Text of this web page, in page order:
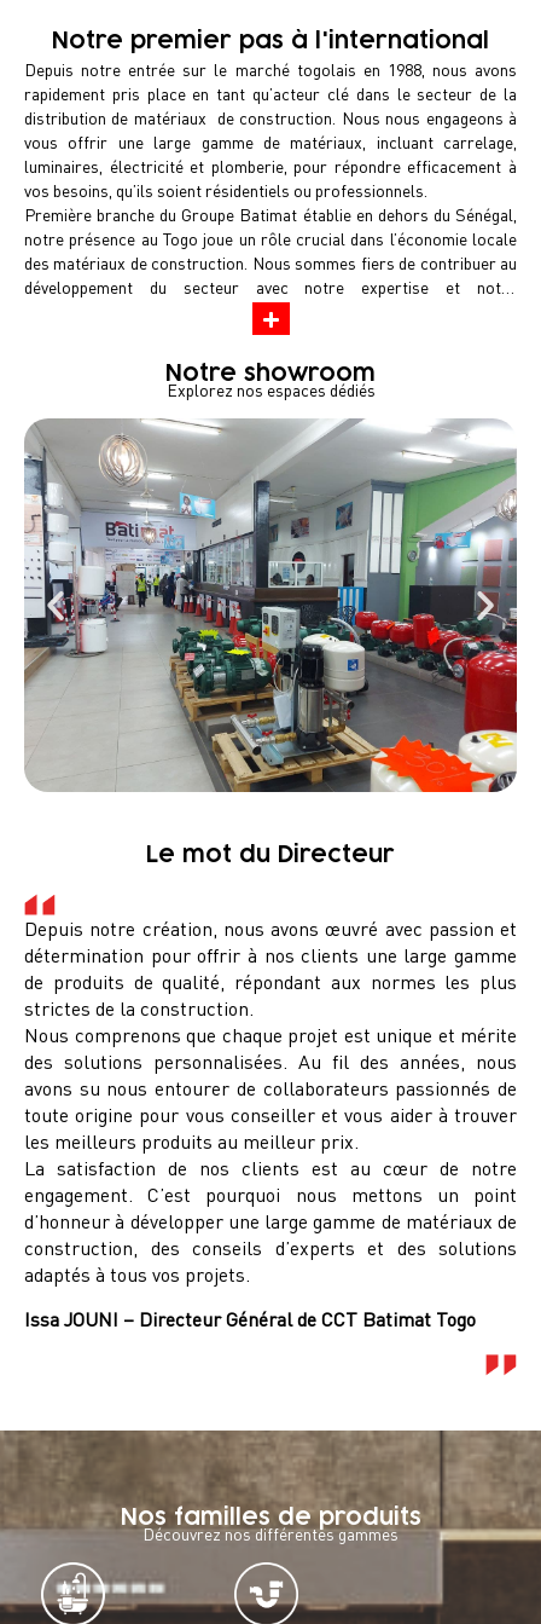
Notre premier pas à l'international
Depuis notre entrée sur le marché togolais en 1988, nous avons
rapidement pris place en tant qu’acteur clé dans le secteur de la
distribution de matériaux de construction. Nous nous engageons à
vous offrir une large gamme de matériaux, incluant carrelage,
luminaires, électricité et plomberie, pour répondre efficacement à
vos besoins, qu’ils soient résidentiels ou professionnels.
Première branche du Groupe Batimat établie en dehors du Sénégal,
notre présence au Togo joue un rôle crucial dans l’économie locale
des matériaux de construction. Nous sommes fiers de contribuer au
développement du secteur avec notre expertise et notre
engagement. Nos équipes expérimentées et passionnées sont à
votre service pour garantir un accompagnement de qualité.
Chaque jour, nous mettons tout en œuvre pour soutenir vos projets
en collaboration avec des marques internationales renommées.
Venez découvrir notre showroom de 2500 m² au cœur de Lomé, où
nous vous invitons à explorer les dernières innovations.
Chez CCT Batimat, nous restons déterminés à satisfaire toutes vos
exigences en matière de chantiers et de ravalements au Togo.
Notre showroom
Explorez nos espaces dédiés
Le mot du Directeur
Depuis notre création, nous avons œuvré avec passion et
détermination pour offrir à nos clients une large gamme
de produits de qualité, répondant aux normes les plus
strictes de la construction.
Nous comprenons que chaque projet est unique et mérite
des solutions personnalisées. Au fil des années, nous
avons su nous entourer de collaborateurs passionnés de
toute origine pour vous conseiller et vous aider à trouver
les meilleurs produits au meilleur prix.
La satisfaction de nos clients est au cœur de notre
engagement. C’est pourquoi nous mettons un point
d’honneur à développer une large gamme de matériaux de
construction, des conseils d’experts et des solutions
adaptés à tous vos projets.
Issa JOUNI – Directeur Général de CCT Batimat Togo
Nos familles de produits
Découvrez nos différentes gammes